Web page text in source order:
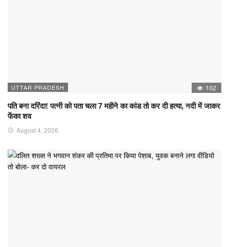
UTTAR PRADESH 102
पति बना दरिंदा! पत्नी को पता चला 7 महीने का कांड तो कर दी हत्या, नदी में जाकर
फेंका शव
August 4, 2026